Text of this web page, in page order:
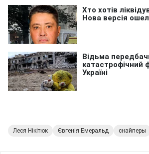
Леся Нікітюк Євгенія Емеральд снайперы